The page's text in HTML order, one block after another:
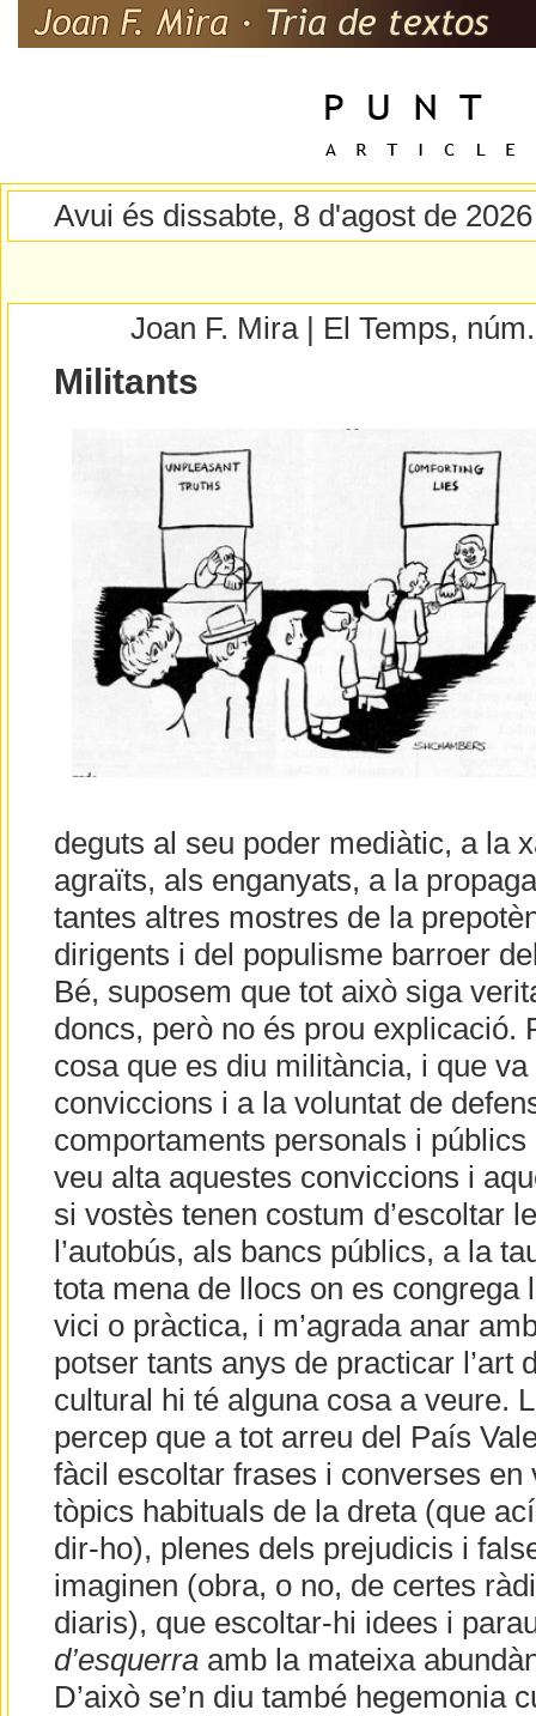
Avui és dissabte, 8 d'agost de 2026
Joan F. Mira | El Temps,
Militants
deguts al seu poder mediàtic, a la
agraïts, als enganyats, a la
tantes altres mostres de la
dirigents i del populisme barroer
Bé, suposem que tot això siga
doncs, però no és prou explicació.
cosa que es diu militància, i que
conviccions i a la voluntat de
comportaments personals i
veu alta aquestes conviccions i
si vostès tenen costum d’escoltar
l’autobús, als bancs públics, a la
tota mena de llocs on es congrega
vici o pràctica, i m’agrada anar
potser tants anys de practicar l’art
cultural hi té alguna cosa a veure.
percep que a tot arreu del País
fàcil escoltar frases i converses en
tòpics habituals de la dreta (que
dir-ho), plenes dels prejudicis i
imaginen (obra, o no, de certes
diaris), que escoltar-hi idees i
d’esquerraamb la mateixa
D’això se’n diu també hegemonia